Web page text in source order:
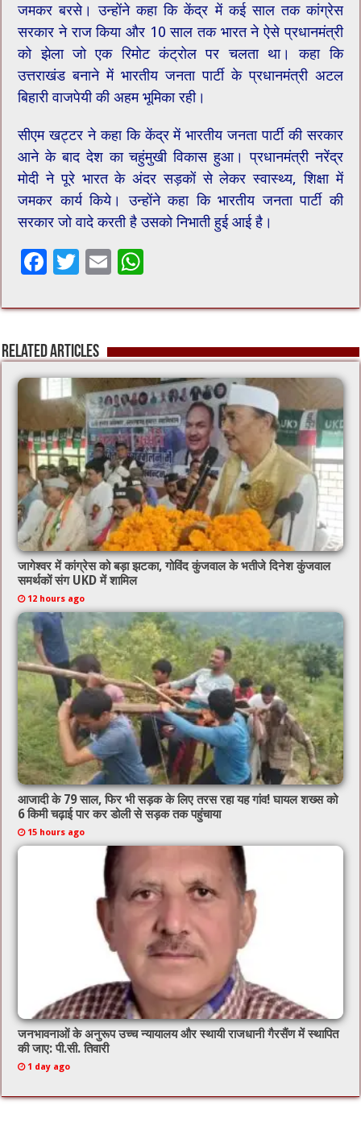
जमकर बरसे। उन्होंने कहा कि केंद्र में कई साल तक कांग्रेस
सरकार ने राज किया और 10 साल तक भारत ने ऐसे प्रधानमंत्री
को झेला जो एक रिमोट कंट्रोल पर चलता था। कहा कि
उत्तराखंड बनाने में भारतीय जनता पार्टी के प्रधानमंत्री अटल
बिहारी वाजपेयी की अहम भूमिका रही।
सीएम खट्टर ने कहा कि केंद्र में भारतीय जनता पार्टी की सरकार
आने के बाद देश का चहुंमुखी विकास हुआ। प्रधानमंत्री नरेंद्र
मोदी ने पूरे भारत के अंदर सड़कों से लेकर स्वास्थ्य, शिक्षा में
जमकर कार्य किये। उन्होंने कहा कि भारतीय जनता पार्टी की
सरकार जो वादे करती है उसको निभाती हुई आई है।
F
e
b
o
o
k
T
tt
er
E
ai
l
at
sA
p
p
Related Articles
जागेश्वर में कांग्रेस को बड़ा झटका, गोविंद कुंजवाल के भतीजे दिनेश कुंजवाल
समर्थकों संग UKD में शामिल
12 hours ago
आजादी के 79 साल, फिर भी सड़क के लिए तरस रहा यह गांव! घायल शख्स को
6 किमी चढ़ाई पार कर डोली से सड़क तक पहुंचाया
15 hours ago
जनभावनाओं के अनुरूप उच्च न्यायालय और स्थायी राजधानी गैरसैंण में स्थापित
की जाए: पी.सी. तिवारी
1 day ago